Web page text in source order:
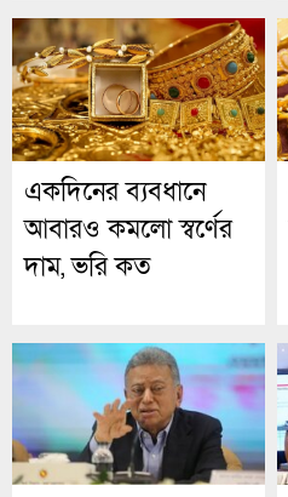
একদিনের ব্যবধানে
আবারও কমলো স্বর্ণের
দাম, ভরি কত